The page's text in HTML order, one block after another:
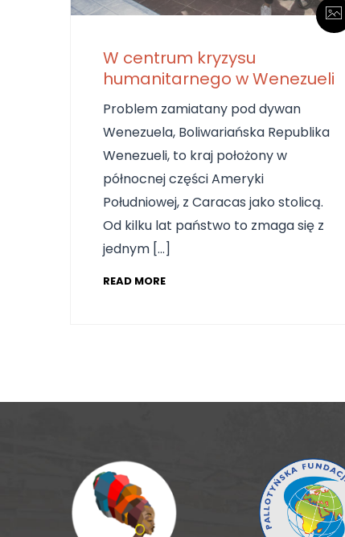
W centrum kryzysu
humanitarnego w Wenezueli
Problem zamiatany pod dywan
Wenezuela, Boliwariańska Republika
Wenezueli, to kraj położony w
północnej części Ameryki
Południowej, z Caracas jako stolicą.
Od kilku lat państwo to zmaga się z
jednym […]
READ MORE